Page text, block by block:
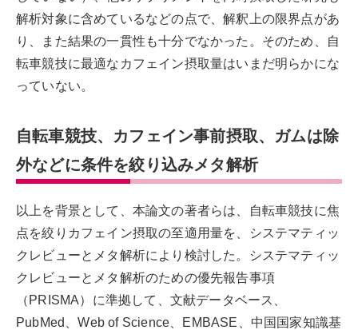
解析対象に含めているなどの点で、解釈上の限界点があ
り、また結果の一貫性も十分でなかった。そのため、自
転車競技に最適なカフェイン摂取量はいまだ明らかにな
っていない。
自転車競技、カフェイン事前摂取、ガムは除
外などに条件を絞り込みメタ解析
以上を背景として、本論文の著者らは、自転車競技に焦
点を絞りカフェイン摂取の至適用量を、システマティッ
クレビューとメタ解析により検討した。システマティッ
クレビューとメタ解析のための優先報告事項
（PRISMA）に準拠して、文献データベース、
PubMed、Web of Science、EMBASE、中国国家知識基